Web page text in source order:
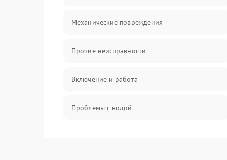
Механические повреждения
Прочие неисправности
Включение и работа
Проблемы с водой